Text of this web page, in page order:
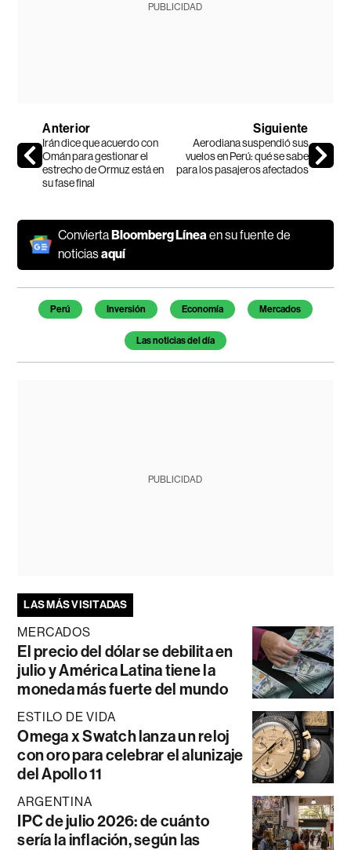
PUBLICIDAD
Anterior
Irán dice que acuerdo con
Omán para gestionar el
estrecho de Ormuz está en
su fase final
Siguiente
Aerodiana suspendió sus
vuelos en Perú: qué se sabe
para los pasajeros afectados
ConviertaBloomberg Línea en su fuente de
noticiasaquí
Temas de este artículo
Perú Inversión Economía Mercados
Las noticias del día
PUBLICIDAD
LAS MÁS VISITADAS
MERCADOS
El precio del dólar se debilita en
julio y América Latina tiene la
moneda más fuerte del mundo
ESTILO DE VIDA
Omega x Swatch lanza un reloj
con oro para celebrar el alunizaje
del Apollo 11
ARGENTINA
IPC de julio 2026: de cuánto
sería la inflación, según las